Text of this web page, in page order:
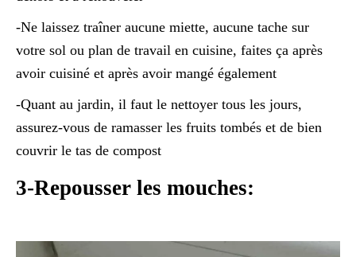
-Ne laissez traîner aucune miette, aucune tache sur
votre sol ou plan de travail en cuisine, faites ça après
avoir cuisiné et après avoir mangé également
-Quant au jardin, il faut le nettoyer tous les jours,
assurez-vous de ramasser les fruits tombés et de bien
couvrir le tas de compost
3-Repousser les mouches: